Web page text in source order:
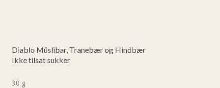
Diablo Müslibar, Tranebær og Hindbær
Ikke tilsat sukker
30 g